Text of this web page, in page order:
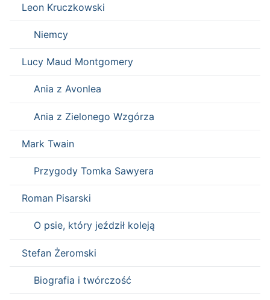
Leon Kruczkowski
Niemcy
Lucy Maud Montgomery
Ania z Avonlea
Ania z Zielonego Wzgórza
Mark Twain
Przygody Tomka Sawyera
Roman Pisarski
O psie, który jeździł koleją
Stefan Żeromski
Biografia i twórczość